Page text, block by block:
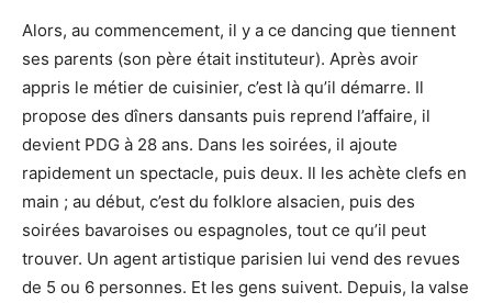
Alors, au commencement, il y a ce dancing que tiennent
ses parents (son père était instituteur). Après avoir
appris le métier de cuisinier, c’est là qu’il démarre. Il
propose des dîners dansants puis reprend l’affaire, il
devient PDG à 28 ans. Dans les soirées, il ajoute
rapidement un spectacle, puis deux. Il les achète clefs en
main ; au début, c’est du folklore alsacien, puis des
soirées bavaroises ou espagnoles, tout ce qu’il peut
trouver. Un agent artistique parisien lui vend des revues
de 5 ou 6 personnes. Et les gens suivent. Depuis, la valse